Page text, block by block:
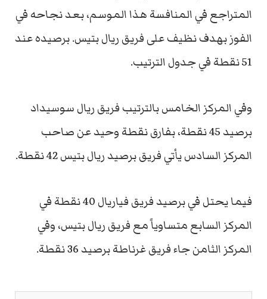
المتراجع في المنافسة هذا الموسم، بعد نجاحه في
الفوز بهدف نظيف على فريق ريال بتيس. برصيده عند
51 نقطة في جدول الترتيب.
وفي المركز الخامس بالترتيب فريق ريال سوسيداد
برصيد 45 نقطة، بفارق نقطة وحيد عن صاحب
المركز السادس يأتي فريق برصيد ريال بتيس 42 نقطة.
فيما يحتل في برصيد فريق فياريال 40 نقطة في
المركز السابع متساوياً مع فريق ريال بتيس، وفي
المركز الثامن جاء فريق غرناطة برصيد 36 نقطة.